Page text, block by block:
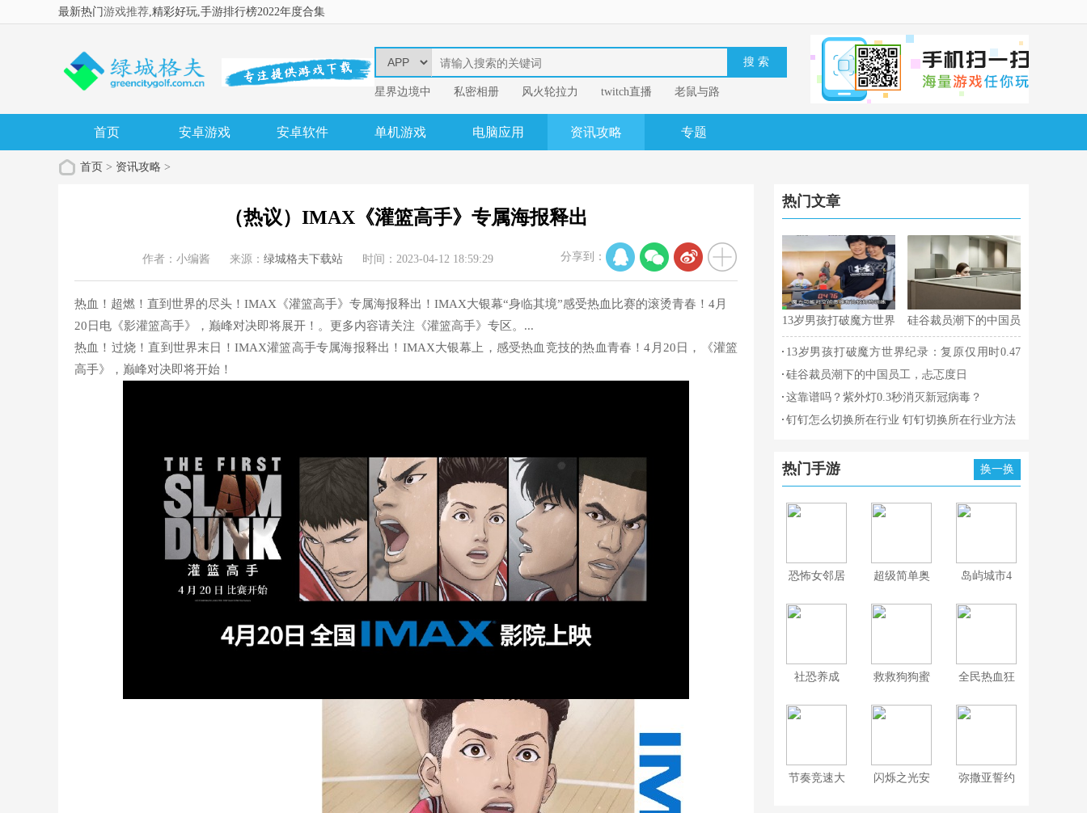
最新热门游戏推荐,精彩好玩,手游排行榜2022年度合集
星界边境中 ​私密相册 风火轮拉力 twitch直播
老鼠与路
易
我的英雄学
首页 安卓游戏 安卓软件 单机游戏 电脑应用 资讯攻略 专题
首页 > 资讯攻略 >
（热议）IMAX《灌篮高手》专属海报释出
作者：小编酱 来源： 绿城格夫下载站 时间：2023-04-12 18:59:29
热血！超燃！直到世界的尽头！IMAX《灌篮高手》专属海报释出！IMAX大银幕“身临其境”感受热血比赛的滚烫青春！4月
20日电《影灌篮高手》，巅峰对决即将展开！。更多内容请关注《灌篮高手》专区。...
热血！过烧！直到世界末日！IMAX灌篮高手专属海报释出！IMAX大银幕上，感受热血竞技的热血青春！4月20日，《灌篮
高手》，巅峰对决即将开始！
分享到：
热门文章
13岁男孩打破魔方世界
纪录：复原仅用时0.47
硅谷裁员潮下的中国员
13岁男孩打破魔方世界纪录：复原仅用时0.47
秒硅谷裁员潮下的中国员工，忐忑度日
这靠谱吗？紫外灯0.3秒消灭新冠病毒？
钉钉怎么切换所在行业 钉钉切换所在行业方法
热门手游 换一换
恐怖女邻居 超级简单奥
比
岛屿城市4
模拟人生大
社恐养成 救救狗狗蜜
蜂游戏
全民热血狂
飙
节奏竞速大 闪烁之光安 弥撒亚誓约